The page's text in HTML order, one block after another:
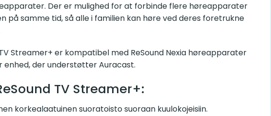
Der er mulighed for at forbinde flere høreapparater
på samme tid, så alle i familien kan høre ved deres foretrukne
Streamer+ er kompatibel med ReSound Nexia høreapparater
enhed, der understøtter Auracast.
TV Streamer+:
korkealaatuinen suoratoisto suoraan kuulokojeisiin.